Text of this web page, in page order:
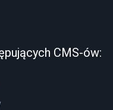
CMS-ów: